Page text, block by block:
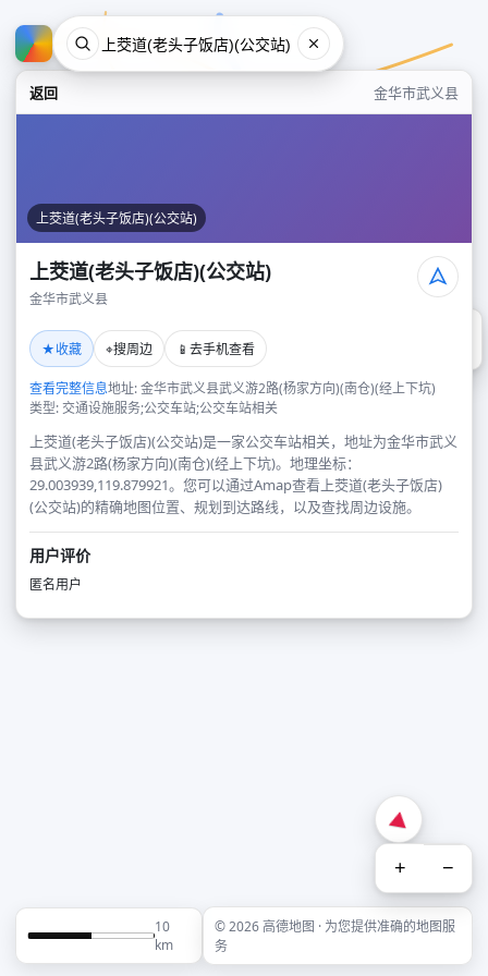
返回 金华市武义县
上茭道(老头子饭店)(公交站)
上茭道(老头子饭店)(公交站)
金华市武义县
★收藏 ⌖搜周边 📱 去手机查看
查看完整信息地址: 金华市武义县武义游2路(杨家方向)(南仓)(经上下坑)
类型: 交通设施服务;公交车站;公交车站相关
上茭道(老头子饭店)(公交站)是一家公交车站相关，地址为金华市武义
县武义游2路(杨家方向)(南仓)(经上下坑)。地理坐标：
29.003939,119.879921。您可以通过Amap查看上茭道(老头子饭店)
(公交站)的精确地图位置、规划到达路线，以及查找周边设施。
用户评价
匿名用户
+ −
10
km
© 2026 高德地图 · 为您提供准确的地图服
务